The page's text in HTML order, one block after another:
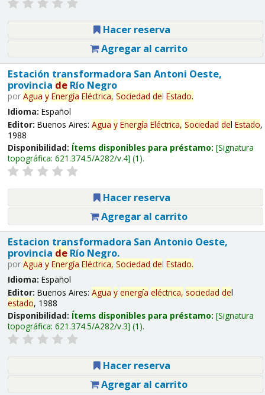
Hacer reserva
Agregar al carrito
Estación transformadora San Antoni Oeste,
provincia deRío Negro
por Agua y Energía Eléctrica, Sociedad del Estado.
Idioma: Español
Editor: Buenos Aires: Agua y Energía Eléctrica, Sociedad del Estado,
1988
Disponibilidad: Ítems disponibles para préstamo: Signatura
topográfica: 621.374.5/A282/v.4 (1).
Hacer reserva
Agregar al carrito
Estacion transformadora San Antonio Oeste,
provincia deRío Negro.
por Agua y Energía Eléctrica, Sociedad del Estado.
Idioma: Español
Editor: Buenos Aires: Agua y energía eléctrica, sociedad del
estado, 1988
Disponibilidad: Ítems disponibles para préstamo: Signatura
topográfica: 621.374.5/A282/v.3 (1).
Hacer reserva
Agregar al carrito